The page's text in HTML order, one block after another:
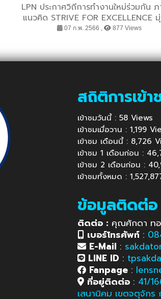
LPN ประกาศวิถีการทำงานใหม่ร่วมกัน
แนวคิด STRIVE FOR EXCELLENCE
สู่ความเป็นเลิศในทุกมิติ พร้อมส่งมอบ
07 ก.พ. 2566 , 877 Views
สถิติการเข้า
เข้าชมวันนี้ : 58 Views
เข้าชมเมื่อวาน : 1,199
เข้าชม เดือนนี้ : 8,726
เข้าชม 1 เดือนก่อน :
เข้าชม 2 เดือนก่อน :
เข้าชมทั้งหมด :
ข้อมูลติดต่อ
ติดต่อ : คุณศักดา ท
เบอร์โทรศัพท์ :
E-Mail :
LINE ID : tpsakda
Fanpage :
ที่อยู่ติดต่อ : 41/
เสนานิคม เขตจตุจักร